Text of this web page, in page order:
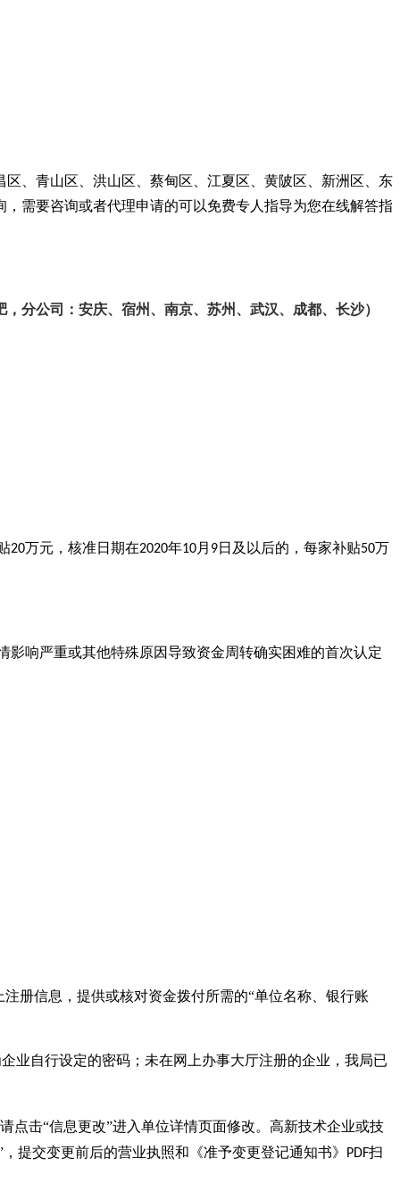
、青山区、洪山区、蔡甸区、江夏区、黄陂区、新洲区、东
需要咨询或者代理申请的可以免费专人指导为您在线解答指
分公司：安庆、宿州、南京、苏州、武汉、成都、长沙）
20万元，核准日期在2020年10月 9日及以后的，每家补贴50万
影响严重或其他特殊原因导致资金周转确实困难的首次认定
册信息，提供或核对资金拨付所需的“单位名称、银行账
业自行设定的密码；未在网上办事大厅注册的企业，我局已
点击“信息更改”进入单位详情页面修改。高新技术企业或技
提交变更前后的营业执照和《准予变更登记通知书》
PDF扫